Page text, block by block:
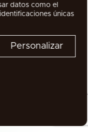
datos como el
únicas
Personalizar